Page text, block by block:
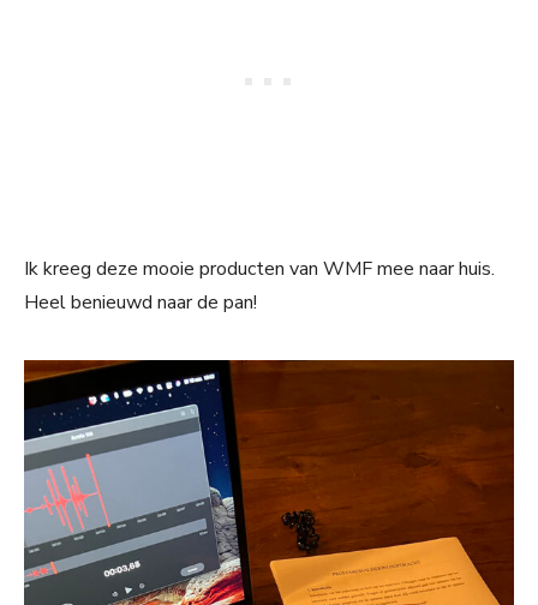
Ik kreeg deze mooie producten van WMF mee naar huis.
Heel benieuwd naar de pan!